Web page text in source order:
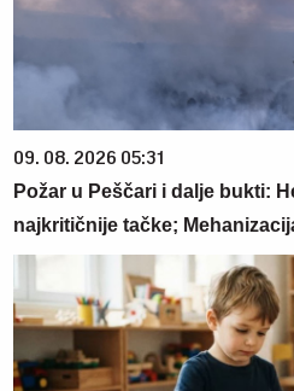
09. 08. 2026 05:31
Požar u Peščari i dalje bukti:
najkritičnije tačke;